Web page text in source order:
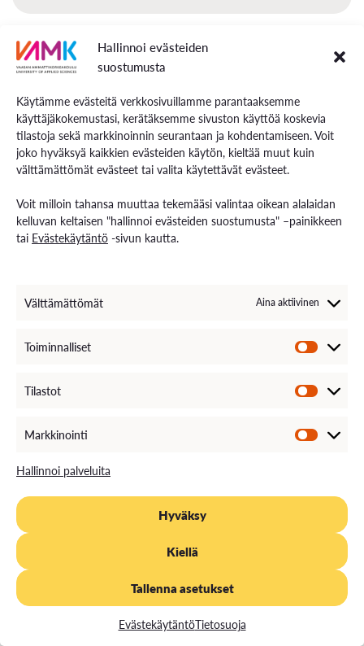
Hallinnoi evästeiden
suostumusta
Käytämme evästeitä verkkosivuillamme parantaaksemme
käyttäjäkokemustasi, kerätäksemme sivuston käyttöä koskevia
tilastoja sekä markkinoinnin seurantaan ja kohdentamiseen. Voit
joko hyväksyä kaikkien evästeiden käytön, kieltää muut kuin
välttämättömät evästeet tai valita käytettävät evästeet.
Voit milloin tahansa muuttaa tekemääsi valintaa oikean alalaidan
kelluvan keltaisen "hallinnoi evästeiden suostumusta" –painikkeen
tai Evästekäytäntö -sivun kautta.
Välttämättömät Aina aktiivinen
Toiminnalliset
Tilastot
Markkinointi
Hallinnoi palveluita
Hyväksy
Kiellä
Tallenna asetukset
EvästekäytäntöTietosuoja
Kestävä kehitys ja vastuullisuus VAMKissa
2023
Vastuullisuus on luonnollinen osa Vaasan ammattikorkeakoulun
toimintaa ja se läpileikkaa kaiken toimintamme koko
tarkoituksena on taata sekä opiskelijoiden että henkilöstömme
hyvinvointi ja turvallisuus, edesauttaa yhteiskunnan ja
työelämän kehittymistä sekä vaalia ympäristöä ja sen
Vastuullisuus on välittämistä, toinen
toisistamme, ympäristöstämme ja
liittyneet vahvasti sosiaalisen vastuullisuuden
edelleen kehittämiseen, taloudellisen kannattavuuden